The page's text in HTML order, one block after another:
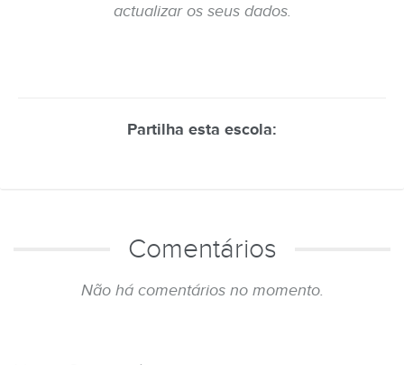
actualizar os seus dados.
Partilha esta escola:
Comentários
Não há comentários no momento.